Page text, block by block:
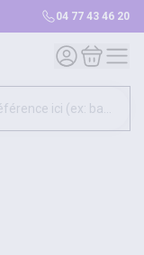
04 77 43 46 20
Mon compte
Mon